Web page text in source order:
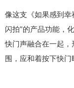
像这支《如果感到
闪拍”的产品功能，
快门声融合在一起
围，应和着按下快门